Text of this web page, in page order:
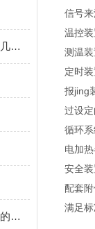
百级无尘烘箱的特点主要体现在以下几个方面
耐压爆破试验台在多个领域有着广泛的应用
信号
温控
测温
定时
报jing
过设
循环
电加
安全
配套
满足